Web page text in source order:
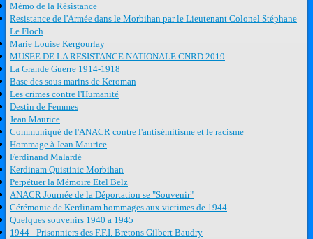
Mémo de la Résistance
Resistance de l'Armée dans le Morbihan par le Lieutenant Colonel Stéphane
Le Floch
Marie Louise Kergourlay
MUSEE DE LA RESISTANCE NATIONALE CNRD 2019
La Grande Guerre 1914-1918
Base des sous marins de Keroman
Les crimes contre l'Humanité
Destin de Femmes
Jean Maurice
Communiqué de l'ANACR contre l'antisémitisme et le racisme
Hommage à Jean Maurice
Ferdinand Malardé
Kerdinam Quistinic Morbihan
Perpétuer la Mémoire Etel Belz
ANACR Journée de la Déportation se "Souvenir"
Cérémonie de Kerdinam hommages aux victimes de 1944
Quelques souvenirs 1940 a 1945
1944 - Prisonniers des F.F.I. Bretons Gilbert Baudry